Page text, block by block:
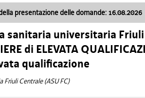
presentazione delle domande: 16.08.2026
sanitaria universitaria Friuli
di ELEVATA
qualificazione
Friuli Centrale (ASU FC)